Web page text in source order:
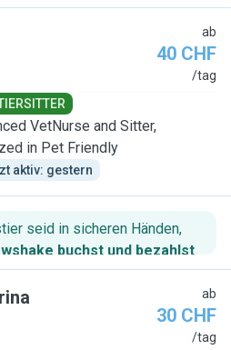
ab
40 CHF
/tag
VetNurse and Sitter,
in Pet Friendly
aktiv: gestern
seid in sicheren Händen,
buchst und bezahlst.
ab
30 CHF
/tag